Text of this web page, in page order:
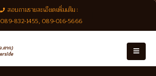
สอบถามรายละเอียดเพิ่มเติม :
089-832-1455, 089-016-5666